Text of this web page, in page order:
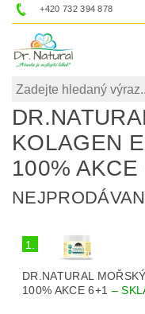
+420 732 394 878
KOLAGEN
100% AKCE
1.
DR.NATURAL
100% AKCE 6+1 –